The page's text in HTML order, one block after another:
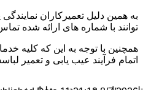
به همین دلیل تعمیرکاران
توانند با شماره های ارائه شده
همچنین با توجه به این که کلیه
اتمام فرآیند عیب یابی و تعمیر